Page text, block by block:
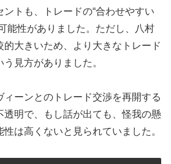
ントも、トレードの“合わせやすい
能性がありました。ただし、八村
大きいため、より大きなトレード
見方がありました。
ーンとのトレード交渉を再開する
透明で、もし話が出ても、怪我の懸
は高くないと見られていました。